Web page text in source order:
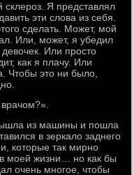
Я представлял
эти слова из себя.
сделать. Может, мой
Или, может, я убедил
Или просто
как я плачу. Или
Чтобы это ни было,
из машины и пошла
в зеркало заднего
которые так мирно
моей жизни… но как бы
очень многое, чтобы